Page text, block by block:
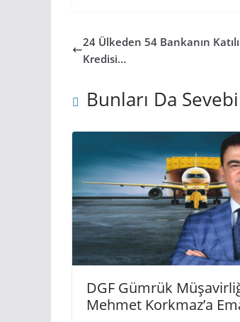
24 Ülkeden 54 Bankanın
Kredisi…
Bunları Da
DGF Gümrük
Mehmet Korkmaz’a